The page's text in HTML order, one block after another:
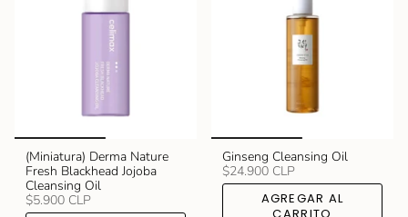
(Miniatura) Derma Nature
Fresh Blackhead Jojoba
Cleansing Oil
$5.900 CLP
Ginseng Cleansing Oil
$24.900 CLP
AGREGAR AL
CARRITO